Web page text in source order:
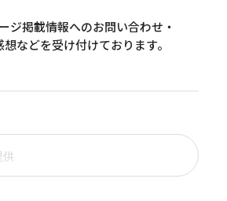
ジ掲載情報へのお問い合わせ・
などを受け付けております。